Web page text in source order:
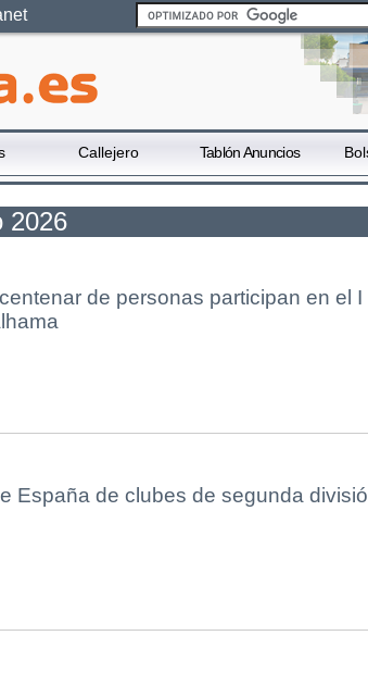
Callejero Tablón Anuncios
2026
de personas participan en el
España de clubes de segunda